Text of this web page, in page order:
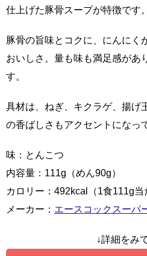
仕上げた豚骨スープが特徴です。
豚骨の旨味とコクに、にんにく
おいしさ。量も味も満足感があ
す。
具材は、ねぎ、キクラゲ、揚げ
の香ばしさもアクセントになっ
味：とんこつ
内容量：111g（めん90g）
カロリー：492kcal（1食111g当
メーカー： エースコックスーパ
↓詳細をみ